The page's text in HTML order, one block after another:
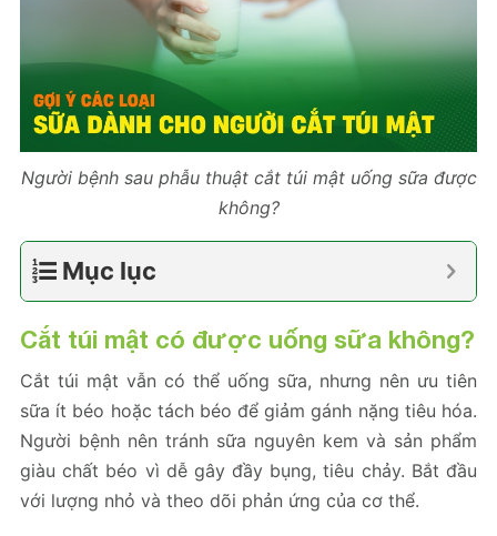
Người bệnh sau phẫu thuật cắt túi mật uống sữa được
không?
Mục lục
Cắt túi mật có được uống sữa không?
Cắt túi mật vẫn có thể uống sữa, nhưng nên ưu tiên
sữa ít béo hoặc tách béo để giảm gánh nặng tiêu hóa.
Người bệnh nên tránh sữa nguyên kem và sản phẩm
giàu chất béo vì dễ gây đầy bụng, tiêu chảy. Bắt đầu
với lượng nhỏ và theo dõi phản ứng của cơ thể.